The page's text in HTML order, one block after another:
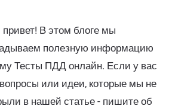
В этом блоге мы
полезную информацию
Тесты ПДД онлайн. Если у вас
или идеи, которые мы не
в нашей статье - пишите об